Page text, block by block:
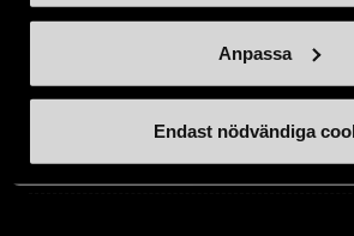
Anpassa
Endast nödvändiga
Handla second hand online
Om oss